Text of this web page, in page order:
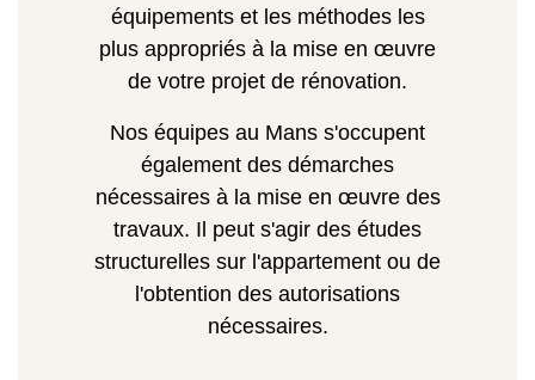
équipements et les méthodes les
plus appropriés à la mise en œuvre
de votre projet de rénovation.
Nos équipes au Mans s'occupent
également des démarches
nécessaires à la mise en œuvre des
travaux. Il peut s'agir des études
structurelles sur l'appartement ou de
l'obtention des autorisations
nécessaires.